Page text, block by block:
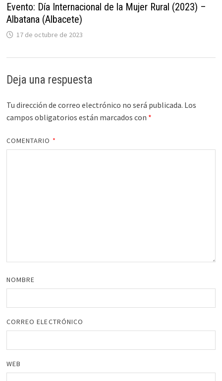
Evento: Día Internacional de la Mujer Rural (2023) –
Albatana (Albacete)
17 de octubre de 2023
Deja una respuesta
Tu dirección de correo electrónico no será publicada. Los
campos obligatorios están marcados con *
COMENTARIO *
NOMBRE
CORREO ELECTRÓNICO
WEB